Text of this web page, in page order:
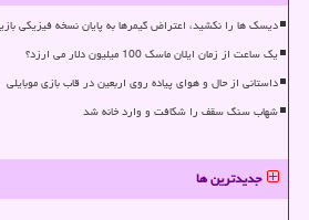
دیسک ها را نکشید، اعتراض گیمرها به پایان نسخه فیزیکی
یک ساعت از زمان ایلان ماسک 100 میلیون دلار می ارزد؟
داستانی از حال و هوای پیاده روی اربعین در قاب بازی موبایلی
شهاب سنگ سقف را شکافت و وارد خانه شد
جدیدترین ها